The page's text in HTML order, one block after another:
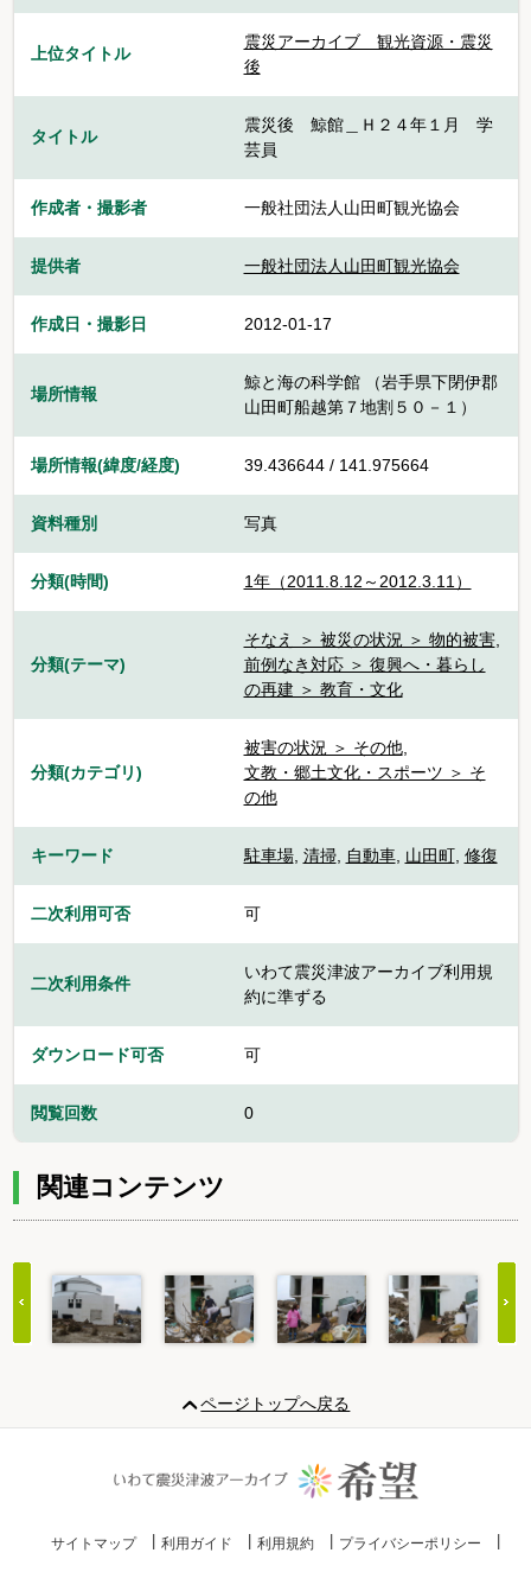
上位タイトル
震災アーカイブ 観光資源・震災
後
タイトル
震災後 鯨館＿Ｈ２４年１月 学
芸員
作成者・撮影者 一般社団法人山田町観光協会
提供者 一般社団法人山田町観光協会
作成日・撮影日 2012-01-17
場所情報
鯨と海の科学館 （岩手県下閉伊郡
山田町船越第７地割５０－１）
場所情報(緯度/経度) 39.436644 / 141.975664
資料種別 写真
分類(時間) 1年（2011.8.12～2012.3.11）
分類(テーマ)
そなえ ＞ 被災の状況 ＞ 物的被害,
前例なき対応 ＞ 復興へ・暮らし
の再建 ＞ 教育・文化
分類(カテゴリ)
被害の状況 ＞ その他,
文教・郷土文化・スポーツ ＞ そ
の他
キーワード 駐車場, 清掃, 自動車, 山田町, 修復
二次利用可否 可
二次利用条件
いわて震災津波アーカイブ利用規
約に準ずる
ダウンロード可否 可
閲覧回数 0
関連コンテンツ
20
ページトップへ戻る
サイトマップ 利用ガイド 利用規約 プライバシーポリシー